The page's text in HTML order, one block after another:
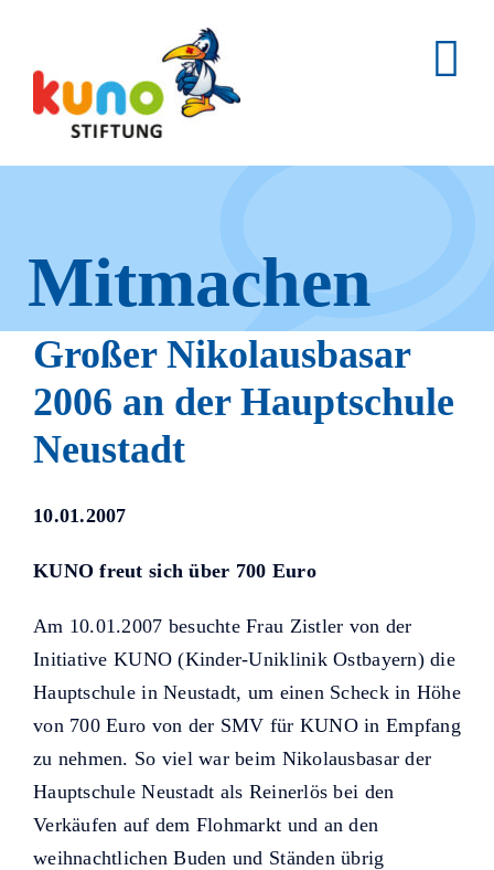
content
Mitmachen
und helfen.
Hier erfahren Sie, wie fleißige
Großer Nikolausbasar
2006 an der Hauptschule
Neustadt
10.01.2007
KUNO freut sich über 700 Euro
Am 10.01.2007 besuchte Frau Zistler von der
Initiative KUNO (Kinder-Uniklinik Ostbayern) die
Hauptschule in Neustadt, um einen Scheck in Höhe
von 700 Euro von der SMV für KUNO in Empfang
zu nehmen. So viel war beim Nikolausbasar der
Hauptschule Neustadt als Reinerlös bei den
Verkäufen auf dem Flohmarkt und an den
weihnachtlichen Buden und Ständen übrig